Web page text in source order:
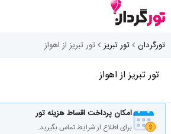
تورگردان تور تبریز تور تبریز از اهواز
تور تبریز از اهواز
امکان پرداخت اقساط هزینه تور
برای اطلاع از شرایط تماس بگیرید.